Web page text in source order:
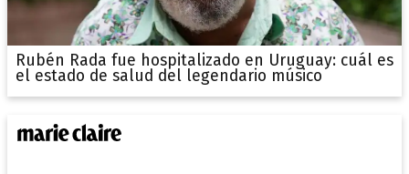
Rubén Rada fue hospitalizado en Uruguay: cuál es
el estado de salud del legendario músico